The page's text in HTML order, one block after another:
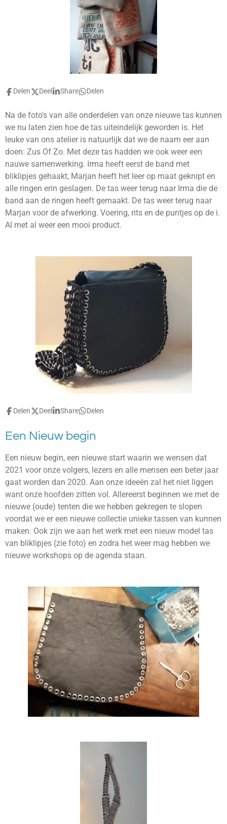
Delen Deel Share Delen
Na de foto's van alle onderdelen van onze nieuwe tas kunnen
we nu laten zien hoe de tas uiteindelijk geworden is. Het
leuke van ons atelier is natuurlijk dat we de naam eer aan
doen: Zus Of Zo. Met deze tas hadden we ook weer een
nauwe samenwerking. Irma heeft eerst de band met
bliklipjes gehaakt, Marjan heeft het leer op maat geknipt en
alle ringen erin geslagen. De tas weer terug naar Irma die de
band aan de ringen heeft gemaakt. De tas weer terug naar
Marjan voor de afwerking. Voering, rits en de puntjes op de i.
Al met al weer een mooi product.
Delen Deel Share Delen
Een Nieuw begin
Een nieuw begin, een nieuwe start waarin we wensen dat
2021 voor onze volgers, lezers en alle mensen een beter jaar
gaat worden dan 2020. Aan onze ideeën zal het niet liggen
want onze hoofden zitten vol. Allereerst beginnen we met de
nieuwe (oude) tenten die we hebben gekregen te slopen
voordat we er een nieuwe collectie unieke tassen van kunnen
maken. Ook zijn we aan het werk met een nieuw model tas
van bliklipjes (zie foto) en zodra het weer mag hebben we
nieuwe workshops op de agenda staan.